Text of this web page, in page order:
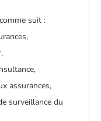
suit :
assurances,
surveillance du